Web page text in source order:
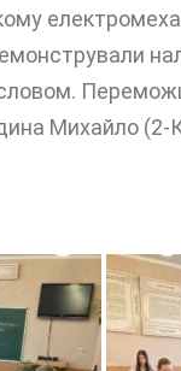
Михайло